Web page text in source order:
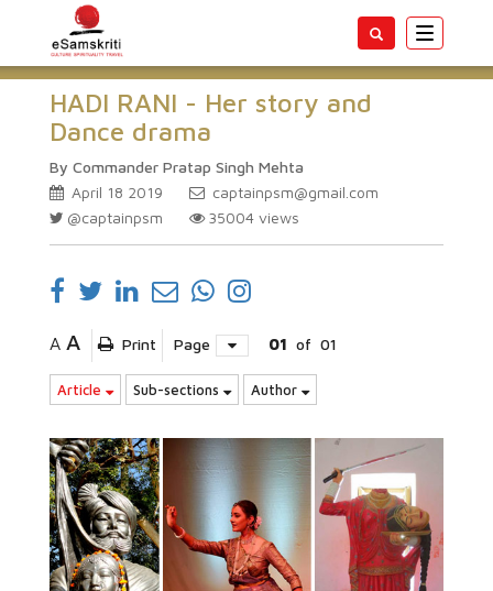
Toggle
HADI RANI - Her story and
Dance drama
By Commander Pratap Singh Mehta
April 18 2019
captainpsm@gmail.com
@captainpsm
35004 views
A A Print Page 01 of 01
Article Sub-sections Author